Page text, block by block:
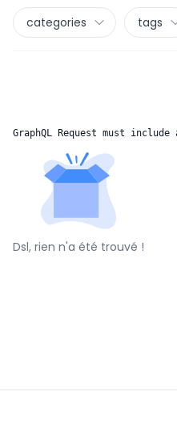
categories tags
GraphQL Request must
Dsl, rien n'a été trouvé !